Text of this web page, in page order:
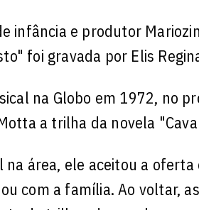
infância e produtor
foi gravada por Elis
na Globo em 1972, no
a trilha da novela
área, ele aceitou a
com a família. Ao voltar,